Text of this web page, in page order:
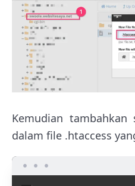
Kemudian
dalam file .htaccess